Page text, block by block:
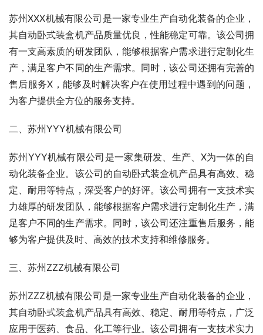
苏州XXX机械有限公司是一家专业生产自动化装备的企业，
其自动卧式装盒机产品质量优良，性能稳定可靠。该公司拥
有一支高素质的研发团队，能够根据客户需求进行定制化生
产，满足客户不同的生产需求。同时，该公司还拥有完善的
售后服务X，能够及时解决客户在使用过程中遇到的问题，
为客户提供全方位的服务支持。
二、苏州YYY机械有限公司
苏州YYY机械有限公司是一家集研发、生产、X为一体的自
动化装备企业。该公司的自动卧式装盒机产品具有高效、稳
定、耐用等特点，深受客户的好评。该公司拥有一支技术实
力雄厚的研发团队，能够根据客户需求进行定制化生产，满
足客户不同的生产需求。同时，该公司还注重售后服务，能
够为客户提供及时、高效的技术支持和维修服务。
三、苏州ZZZ机械有限公司
苏州ZZZ机械有限公司是一家专业生产自动化装备的企业，
其自动卧式装盒机产品具有高效、稳定、耐用等特点，广泛
应用于医药、食品、化工等行业。该公司拥有一支技术实力